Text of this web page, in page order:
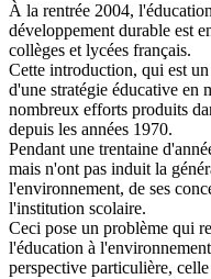
À la rentrée 2004,
développement durable est
collèges et lycées français.
Cette introduction, qui est
d'une stratégie éducative en
nombreux efforts produits
depuis les années 1970.
Pendant une trentaine
mais n'ont pas induit la
l'environnement, de ses
l'institution scolaire.
Ceci pose un problème qui
l'éducation à
perspective particulière,